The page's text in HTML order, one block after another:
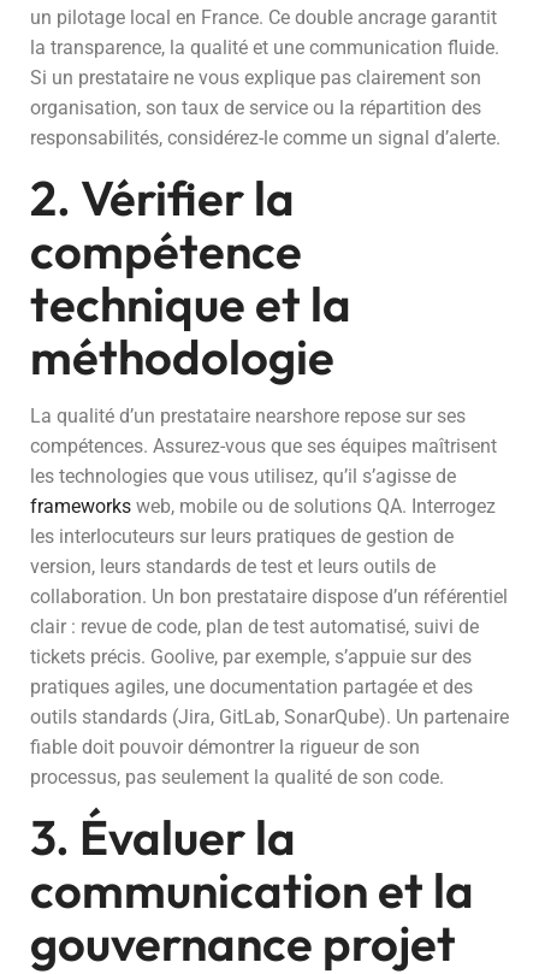
un pilotage local en France. Ce double ancrage garantit
la transparence, la qualité et une communication fluide.
Si un prestataire ne vous explique pas clairement son
organisation, son taux de service ou la répartition des
responsabilités, considérez-le comme un signal d’alerte.
2. Vérifier la
compétence
technique et la
méthodologie
La qualité d’un prestataire nearshore repose sur ses
compétences. Assurez-vous que ses équipes maîtrisent
les technologies que vous utilisez, qu’il s’agisse de
frameworks web, mobile ou de solutions QA. Interrogez
les interlocuteurs sur leurs pratiques de gestion de
version, leurs standards de test et leurs outils de
collaboration. Un bon prestataire dispose d’un référentiel
clair : revue de code, plan de test automatisé, suivi de
tickets précis. Goolive, par exemple, s’appuie sur des
pratiques agiles, une documentation partagée et des
outils standards (Jira, GitLab, SonarQube). Un partenaire
fiable doit pouvoir démontrer la rigueur de son
processus, pas seulement la qualité de son code.
3. Évaluer la
communication et la
gouvernance projet